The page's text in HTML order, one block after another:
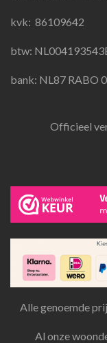
k
a
kvk: 86109642
btw:
bank: NL87 RABO
Officieel
Alle genoemde
Al onze